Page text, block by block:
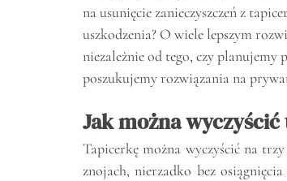
na usunięcie zanieczyszczeń z
uszkodzenia? O wiele lepszym
niezależnie od tego, czy planujemy
poszukujemy rozwiązania na
Jak można
Tapicerkę można wyczyścić na
znojach, nierzadko bez